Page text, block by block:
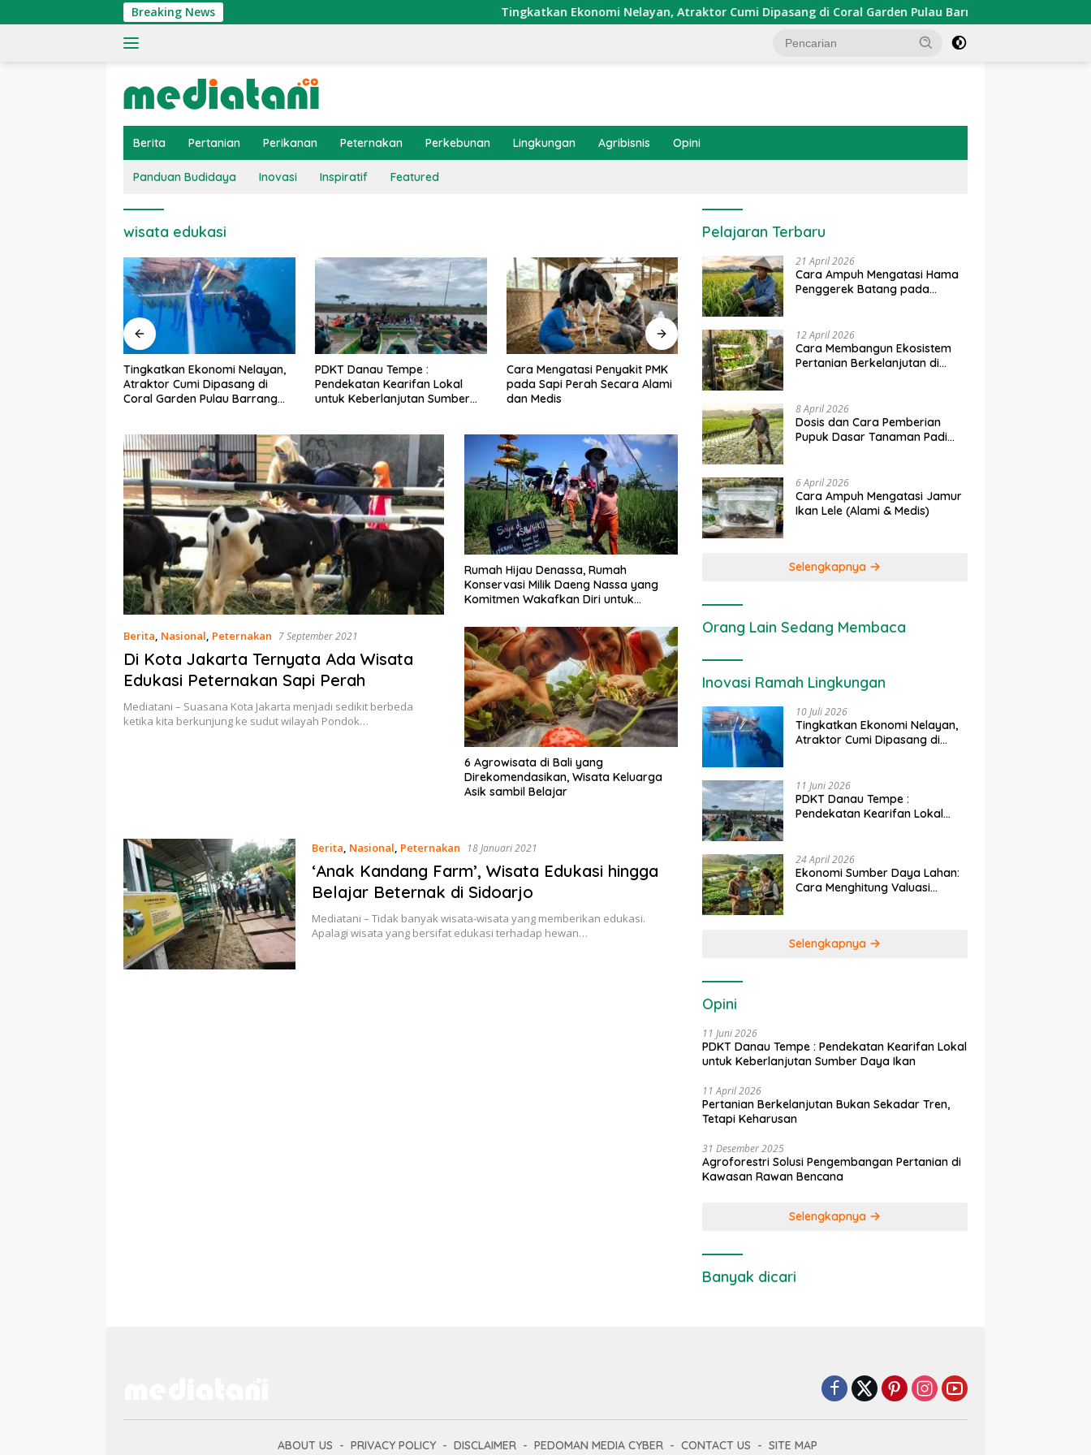
ke
Breaking News Tingkatkan Ekonomi Nelayan, Atraktor Cumi Dipasang di Coral Garden Pulau Barrang Caddi
Berita Pertanian Perikanan Peternakan Perkebunan Lingkungan Agribisnis Opini
Panduan Budidaya Inovasi Inspiratif Featured
wisata edukasi
PDKT Danau Tempe :
Pendekatan Kearifan Lokal
untuk Keberlanjutan Sumber
Cara Mengatasi Penyakit PMK
pada Sapi Perah Secara Alami
dan Medis
Dosis dan Cara Pemupukan
Tanaman Padi pada Fase
Vegetatif Aktif yang Tepat
Penerapan IoT dalam
Pertanian Modern di Indonesia
Ekonomi Sumber Daya Lahan:
Berita, Nasional, Peternakan 7 September 2021
Di Kota Jakarta Ternyata Ada Wisata
Edukasi Peternakan Sapi Perah
Mediatani – Suasana Kota Jakarta menjadi sedikit berbeda
ketika kita berkunjung ke sudut wilayah Pondok…
Rumah Hijau Denassa, Rumah
Konservasi Milik Daeng Nassa yang
Komitmen Wakafkan Diri untuk
6 Agrowisata di Bali yang
Direkomendasikan, Wisata Keluarga
Asik sambil Belajar
Berita, Nasional, Peternakan 18 Januari 2021
‘Anak Kandang Farm’, Wisata Edukasi hingga
Belajar Beternak di Sidoarjo
Mediatani – Tidak banyak wisata-wisata yang memberikan edukasi.
Apalagi wisata yang bersifat edukasi terhadap hewan…
Pelajaran Terbaru
21 April 2026
Cara Ampuh Mengatasi Hama
Penggerek Batang pada
12 April 2026
Cara Membangun Ekosistem
Pertanian Berkelanjutan di
8 April 2026
Dosis dan Cara Pemberian
Pupuk Dasar Tanaman Padi
6 April 2026
Cara Ampuh Mengatasi Jamur
Ikan Lele (Alami & Medis)
Selengkapnya
Orang Lain Sedang Membaca
Inovasi Ramah Lingkungan
10 Juli 2026
Tingkatkan Ekonomi Nelayan,
Atraktor Cumi Dipasang di
11 Juni 2026
PDKT Danau Tempe :
Pendekatan Kearifan Lokal
24 April 2026
Ekonomi Sumber Daya Lahan:
Cara Menghitung Valuasi
Selengkapnya
Opini
11 Juni 2026
PDKT Danau Tempe : Pendekatan Kearifan Lokal
untuk Keberlanjutan Sumber Daya Ikan
11 April 2026
Pertanian Berkelanjutan Bukan Sekadar Tren,
Tetapi Keharusan
31 Desember 2025
Agroforestri Solusi Pengembangan Pertanian di
Kawasan Rawan Bencana
Selengkapnya
Banyak dicari
ABOUT US PRIVACY POLICY DISCLAIMER PEDOMAN MEDIA CYBER CONTACT US SITE MAP